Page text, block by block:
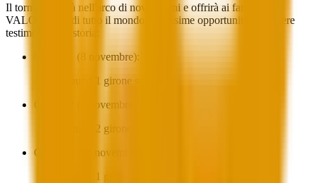
Il torneo si terrà nell'arco di nove giorni e offrirà ai fan di
VALORANT di tutto il mondo moltissime opportunità per essere
testimoni della storia:
Giorno 1 (8 novembre):
Round 1 girone superiore
Giorno 2 (9 novembre):
Round 2 girone superiore
Giorno 3 (10 novembre):
Round 1 girone inferiore